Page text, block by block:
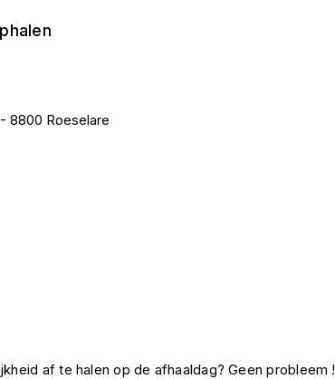
8800 Roeselare
af te halen op de afhaaldag? Geen probleem !